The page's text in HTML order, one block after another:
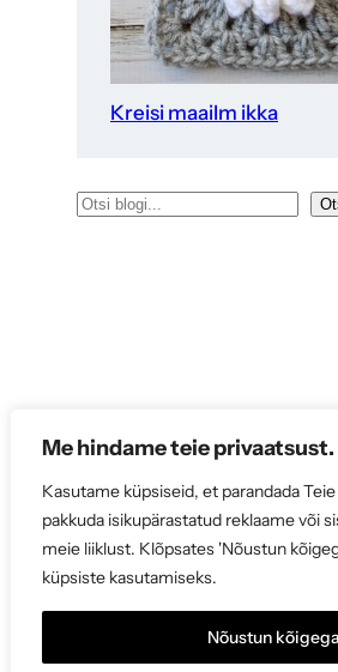
Me hindame teie privaatsust.
Kasutame küpsiseid, et parandada
pakkuda isikupärastatud reklaame või
meie liiklust. Klõpsates 'Nõustun
küpsiste kasutamiseks.
Nõustun kõigega
Kreisi maailm ikka
O